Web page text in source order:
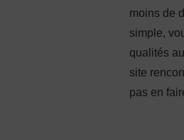
moins de
simple,
qualités
site
pas en